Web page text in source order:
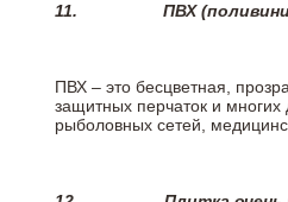
11. ПВХ
ПВХ – это бесцветная,
защитных перчаток и
рыболовных сетей,